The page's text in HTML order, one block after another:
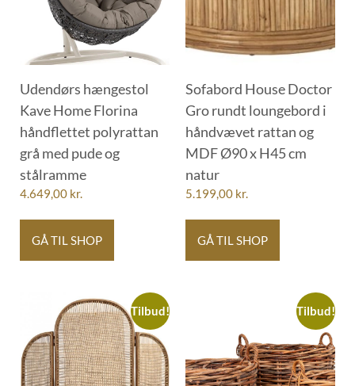
Udendørs hængestol
Kave Home Florina
håndflettet polyrattan
grå med pude og
stålramme
4.649,00 kr.
GÅ TIL SHOP
Sofabord House Doctor
Gro rundt loungebord i
håndvævet rattan og
MDF Ø90 x H45 cm
natur
5.199,00 kr.
GÅ TIL SHOP
Tilbud! Tilbud!